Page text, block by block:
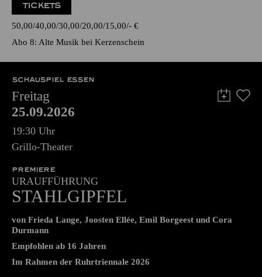
TICKETS
50,00 40,00 30,00 20,00 15,00 - €
Abo 8: Alte Musik bei Kerzenschein
SCHAUSPIEL ESSEN
Freitag
25.09.2026
19:30 Uhr
Grillo-Theater
PREMIERE
URAUFFÜHRUNG
STAHLGIPFEL
von Frieda Lange, Joosten Ellée, Emil Borgeest und Cora
Durmann
Empfohlen ab 16 Jahren
Im Rahmen der Ruhrtriennale 2026